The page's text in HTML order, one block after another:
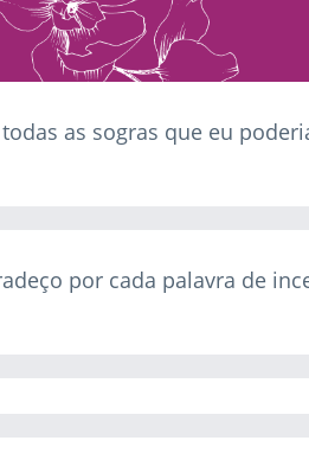
as sogras que eu
por cada palavra de